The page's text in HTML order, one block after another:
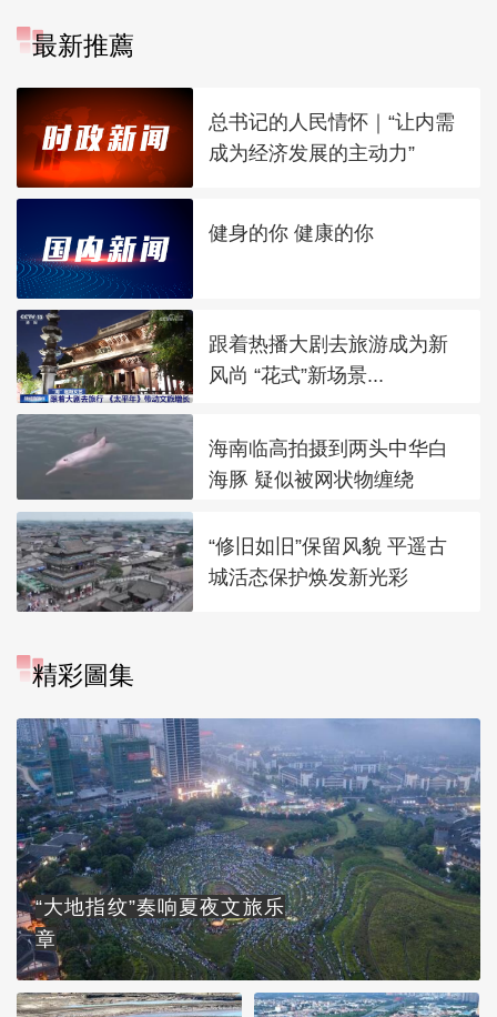
最新推薦
总书记的人民情怀｜“让内需
成为经济发展的主动力”
健身的你 健康的你
跟着热播大剧去旅游成为新
风尚 “花式”新场景...
海南临高拍摄到两头中华白
海豚 疑似被网状物缠绕
“修旧如旧”保留风貌 平遥古
城活态保护焕发新光彩
精彩圖集
“大地指纹”奏响夏夜文旅乐
章